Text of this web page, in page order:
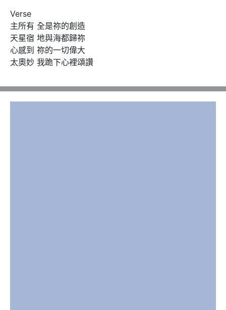
Verse
主所有 全是祢的創造
天星宿 地與海都歸祢
心感到 祢的一切偉大
太奧妙 我跪下心裡頌讚